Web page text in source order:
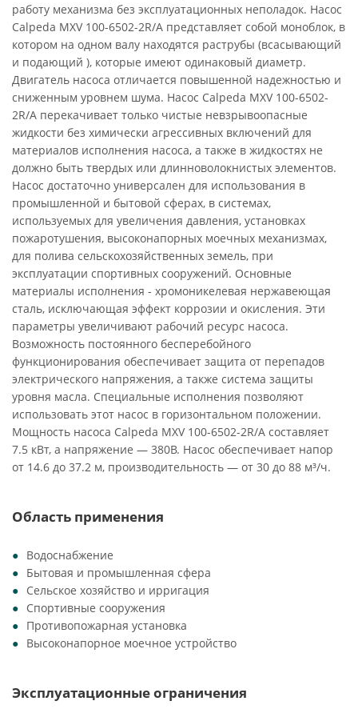
работу механизма без эксплуатационных неполадок. Насос
Calpeda MXV 100-6502-2R/A представляет собой моноблок, в
котором на одном валу находятся раструбы (всасывающий
и подающий ), которые имеют одинаковый диаметр.
Двигатель насоса отличается повышенной надежностью и
сниженным уровнем шума. Насос Calpeda MXV 100-6502-
2R/A перекачивает только чистые невзрывоопасные
жидкости без химически агрессивных включений для
материалов исполнения насоса, а также в жидкостях не
должно быть твердых или длинноволокнистых элементов.
Насос достаточно универсален для использования в
промышленной и бытовой сферах, в системах,
используемых для увеличения давления, установках
пожаротушения, высоконапорных моечных механизмах,
для полива сельскохозяйственных земель, при
эксплуатации спортивных сооружений. Основные
материалы исполнения - хромоникелевая нержавеющая
сталь, исключающая эффект коррозии и окисления. Эти
параметры увеличивают рабочий ресурс насоса.
Возможность постоянного бесперебойного
функционирования обеспечивает защита от перепадов
электрического напряжения, а также система защиты
уровня масла. Специальные исполнения позволяют
использовать этот насос в горизонтальном положении.
Мощность насоса Calpeda MXV 100-6502-2R/A составляет
7.5 кВт, а напряжение — 380В. Насос обеспечивает напор
от 14.6 до 37.2 м, производительность — от 30 до 88 м³/ч.
Область применения
Водоснабжение
Бытовая и промышленная сфера
Сельское хозяйство и ирригация
Спортивные сооружения
Противопожарная установка
Высоконапорное моечное устройство
Эксплуатационные ограничения